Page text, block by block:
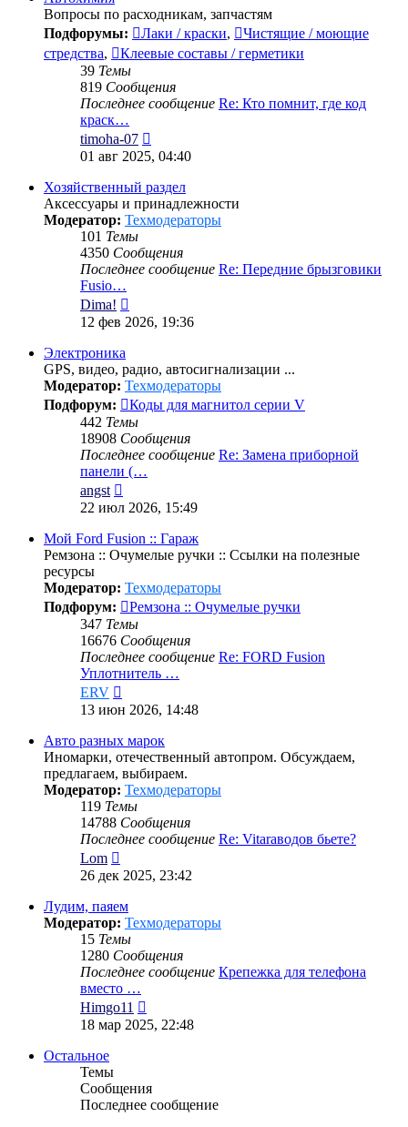
Вопросы по расходникам, запчастям
Подфорумы:
Лаки / краски,
Чистящие / моющие
стредства,
Клеевые составы / герметики
39 Темы
819 Сообщения
Последнее сообщение Re: Кто помнит, где код
краск…
timoha-07
сообщению
01 авг 2025, 04:40
Хозяйственный раздел
Аксессуары и принадлежности
Модератор: Техмодераторы
101 Темы
4350 Сообщения
Последнее сообщение Re: Передние брызговики
Fusio…
Dima!
к
12 фев 2026, 19:36
Электроника
GPS, видео, радио, автосигнализации ...
Модератор: Техмодераторы
Подфорум:
Коды для магнитол серии V
442 Темы
18908 Сообщения
Последнее сообщение Re: Замена приборной
панели (…
angst
к
сообщению
22 июл 2026, 15:49
Мой Ford Fusion :: Гараж
Ремзона :: Очумелые ручки :: Ссылки на полезные
ресурсы
Модератор: Техмодераторы
Подфорум:
Ремзона :: Очумелые ручки
347 Темы
16676 Сообщения
Последнее сообщение Re: FORD Fusion
Уплотнитель …
ERV
к
сообщению
13 июн 2026, 14:48
Авто разных марок
Иномарки, отечественный автопром. Обсуждаем,
предлагаем, выбираем.
Модератор: Техмодераторы
119 Темы
14788 Сообщения
Последнее сообщение Re: Vitaraводов бьете?
Lom
к
сообщению
26 дек 2025, 23:42
Лудим, паяем
Модератор: Техмодераторы
15 Темы
1280 Сообщения
Последнее сообщение Крепежка для телефона
вместо …
Himgo11
к
18 мар 2025, 22:48
Остальное
Темы
Сообщения
Последнее сообщение